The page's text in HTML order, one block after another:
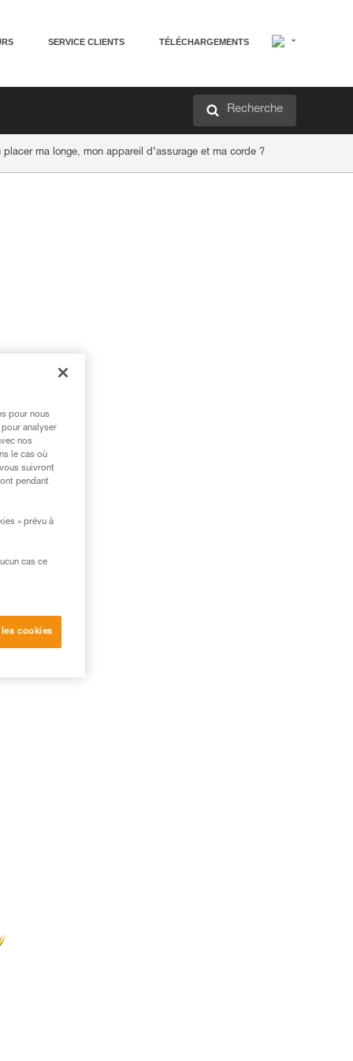
SERVICE CLIENTS TÉLÉCHARGEMENTS
Recherche
ma longe, mon appareil d’assurage et ma corde ?
pour nous
analyser
nos
le cas où
suivront
pendant
» prévu à
cas ce
cookies